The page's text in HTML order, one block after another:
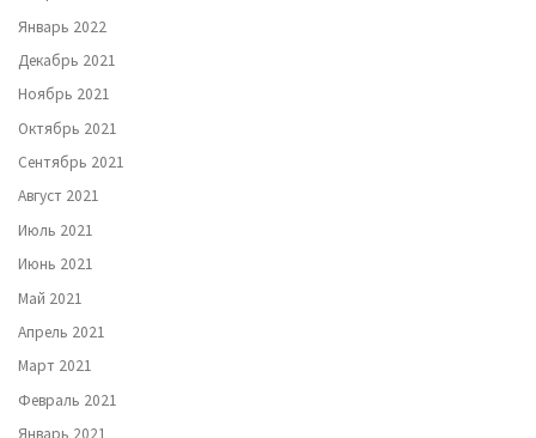
Январь 2022
Декабрь 2021
Ноябрь 2021
Октябрь 2021
Сентябрь 2021
Август 2021
Июль 2021
Июнь 2021
Май 2021
Апрель 2021
Март 2021
Февраль 2021
Январь 2021